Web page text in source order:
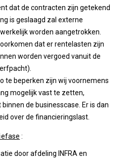
dat de contracten zijn getekend
is geslaagd zal externe
worden aangetrokken.
dat er rentelasten zijn
worden vergoed vanuit de
te beperken zijn wij voornemens
mogelijk vast te zetten,
de businesscase. Er is dan
over de financieringslast.
:
door afdeling INFRA en